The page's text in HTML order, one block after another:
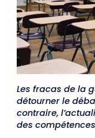
Les fracas de la
détourner le
contraire,
des